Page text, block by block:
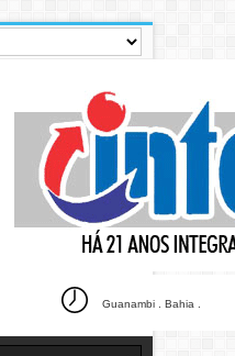
Guanambi . Bahia .